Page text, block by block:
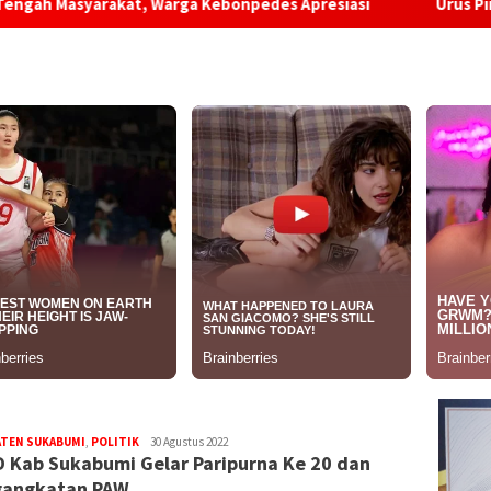
SUKABUMI, POLITIK Redaksi
30 Agustus 2022
Kab Sukabumi Gelar Paripurna Ke 20 dan